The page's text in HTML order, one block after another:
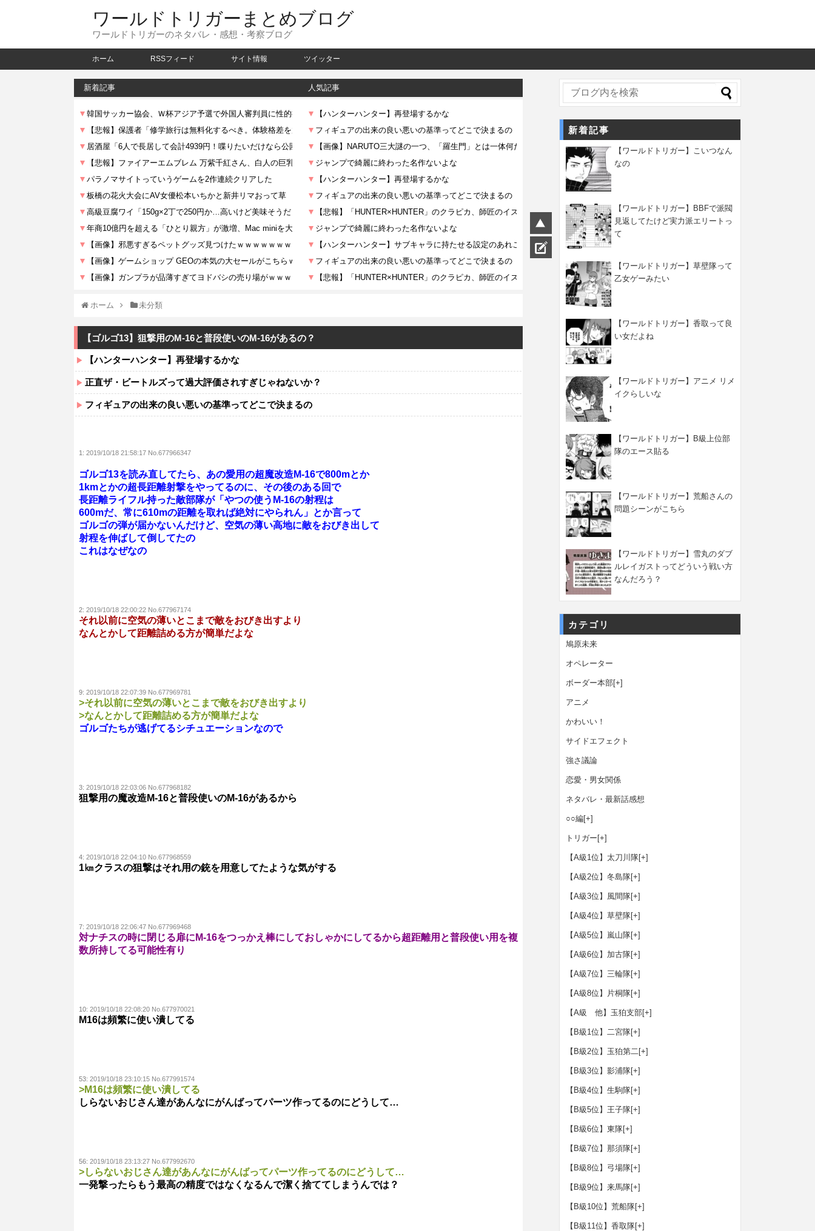
ワールドトリガーまとめブログ
ワールドトリガーのネタバレ・感想・考察ブログ
ホーム RSSフィード サイト情報 ツイッター
新着記事 人気記事
ホーム 未分類
【ゴルゴ13】狙撃用のM-16と普段使いのM-16があるの？
【ハンターハンター】再登場するかな
正直ザ・ビートルズって過大評価されすぎじゃねないか？
フィギュアの出来の良い悪いの基準ってどこで決まるの
1: 2019/10/18 21:58:17 No.677966347
ゴルゴ13を読み直してたら、あの愛用の超魔改造M-16で800mとか
1kmとかの超長距離射撃をやってるのに、その後のある回で
長距離ライフル持った敵部隊が「やつの使うM-16の射程は
600mだ、常に610mの距離を取れば絶対にやられん」とか言って
ゴルゴの弾が届かないんだけど、空気の薄い高地に敵をおびき出して
射程を伸ばして倒してたの
これはなぜなの
2: 2019/10/18 22:00:22 No.677967174
それ以前に空気の薄いとこまで敵をおびき出すより
なんとかして距離詰める方が簡単だよな
9: 2019/10/18 22:07:39 No.677969781
>それ以前に空気の薄いとこまで敵をおびき出すより
>なんとかして距離詰める方が簡単だよな
ゴルゴたちが逃げてるシチュエーションなので
3: 2019/10/18 22:03:06 No.677968182
狙撃用の魔改造M-16と普段使いのM-16があるから
4: 2019/10/18 22:04:10 No.677968559
1㎞クラスの狙撃はそれ用の銃を用意してたような気がする
7: 2019/10/18 22:06:47 No.677969468
対ナチスの時に閉じる扉にM-16をつっかえ棒にしておしゃかにしてるから超距離用と普段使い用を複
数所持してる可能性有り
10: 2019/10/18 22:08:20 No.677970021
M16は頻繁に使い潰してる
53: 2019/10/18 23:10:15 No.677991574
>M16は頻繁に使い潰してる
しらないおじさん達があんなにがんばってパーツ作ってるのにどうして…
56: 2019/10/18 23:13:27 No.677992670
>しらないおじさん達があんなにがんばってパーツ作ってるのにどうして…
一発撃ったらもう最高の精度ではなくなるんで潔く捨ててしまうんでは？
新着記事
【ワールドトリガー】こいつなん
なの
【ワールドトリガー】BBFで派閥
見返してたけど実力派エリートっ
て
【ワールドトリガー】草壁隊って
乙女ゲーみたい
【ワールドトリガー】香取って良
い女だよね
【ワールドトリガー】アニメ リメ
イクらしいな
【ワールドトリガー】B級上位部
隊のエース貼る
【ワールドトリガー】荒船さんの
問題シーンがこちら
【ワールドトリガー】雪丸のダブ
ルレイガストってどういう戦い方
なんだろう？
カテゴリ
鳩原未来
オペレーター
ボーダー本部[+]
アニメ
かわいい！
サイドエフェクト
強さ議論
恋愛・男女関係
ネタバレ・最新話感想
○○編[+]
トリガー [+]
【A級1位】太刀川隊[+]
【A級2位】冬島隊[+]
【A級3位】風間隊[+]
【A級4位】草壁隊[+]
【A級5位】嵐山隊[+]
【A級6位】加古隊[+]
【A級7位】三輪隊[+]
【A級8位】片桐隊[+]
【A級 他】玉狛支部[+]
【B級1位】二宮隊[+]
【B級2位】玉狛第二[+]
【B級3位】影浦隊[+]
【B級4位】生駒隊[+]
【B級5位】王子隊[+]
【B級6位】東隊[+]
【B級7位】那須隊[+]
【B級8位】弓場隊[+]
【B級9位】来馬隊[+]
【B級10位】荒船隊[+]
【B級11位】香取隊[+]